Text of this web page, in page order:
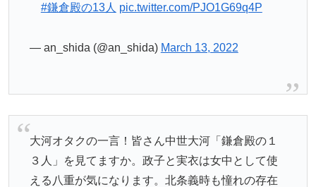
#鎌倉殿の13人 pic.twitter.com/PJO1G69q4P
— an_shida (@an_shida) March 13, 2022
大河オタクの一言！皆さん中世大河「鎌倉殿の１
３人」を見てますか。政子と実衣は女中として使
える八重が気になります。北条義時も憧れの存在